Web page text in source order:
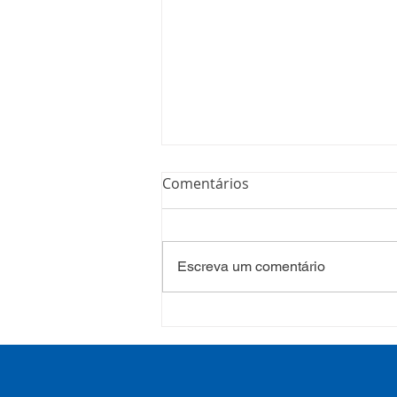
SETEC, realiza Assembleia e
Comentários
Escreva um comentário